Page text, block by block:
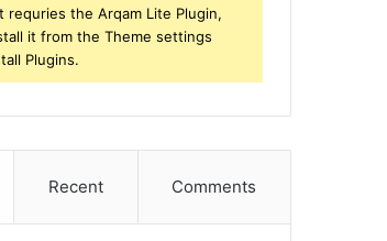
requries the Arqam Lite Plugin,
it from the Theme settings
Plugins.
Recent Comments